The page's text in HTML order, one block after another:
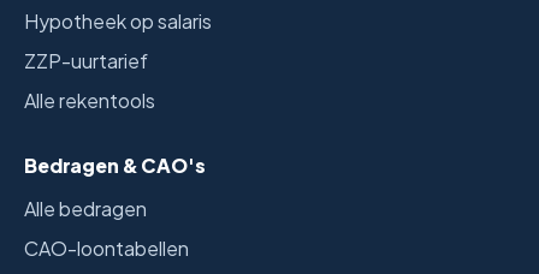
Hypotheek op salaris
ZZP-uurtarief
Alle rekentools
Bedragen & CAO's
Alle bedragen
CAO-loontabellen